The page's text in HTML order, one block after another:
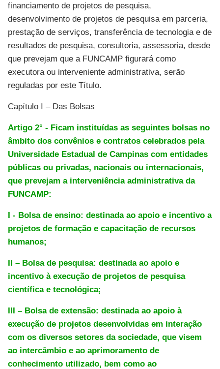
financiamento de projetos de pesquisa,
desenvolvimento de projetos de pesquisa em parceria,
prestação de serviços, transferência de tecnologia e de
resultados de pesquisa, consultoria, assessoria, desde
que prevejam que a FUNCAMP figurará como
executora ou interveniente administrativa, serão
reguladas por este Título.
Capítulo I – Das Bolsas
Artigo 2° - Ficam instituídas as seguintes bolsas no
âmbito dos convênios e contratos celebrados pela
Universidade Estadual de Campinas com entidades
públicas ou privadas, nacionais ou internacionais,
que prevejam a interveniência administrativa da
FUNCAMP:
I - Bolsa de ensino: destinada ao apoio e incentivo a
projetos de formação e capacitação de recursos
humanos;
II – Bolsa de pesquisa: destinada ao apoio e
incentivo à execução de projetos de pesquisa
científica e tecnológica;
III – Bolsa de extensão: destinada ao apoio à
execução de projetos desenvolvidas em interação
com os diversos setores da sociedade, que visem
ao intercâmbio e ao aprimoramento de
conhecimento utilizado, bem como ao